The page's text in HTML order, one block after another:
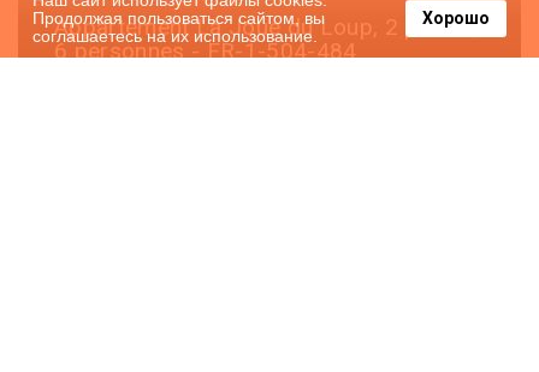
Appartement La Joue du Loup, 2 pièces,
6 personnes - FR-1-504-484
Продолжая пользоваться сайтом, вы
соглашаетесь на их использование.
Хорошо